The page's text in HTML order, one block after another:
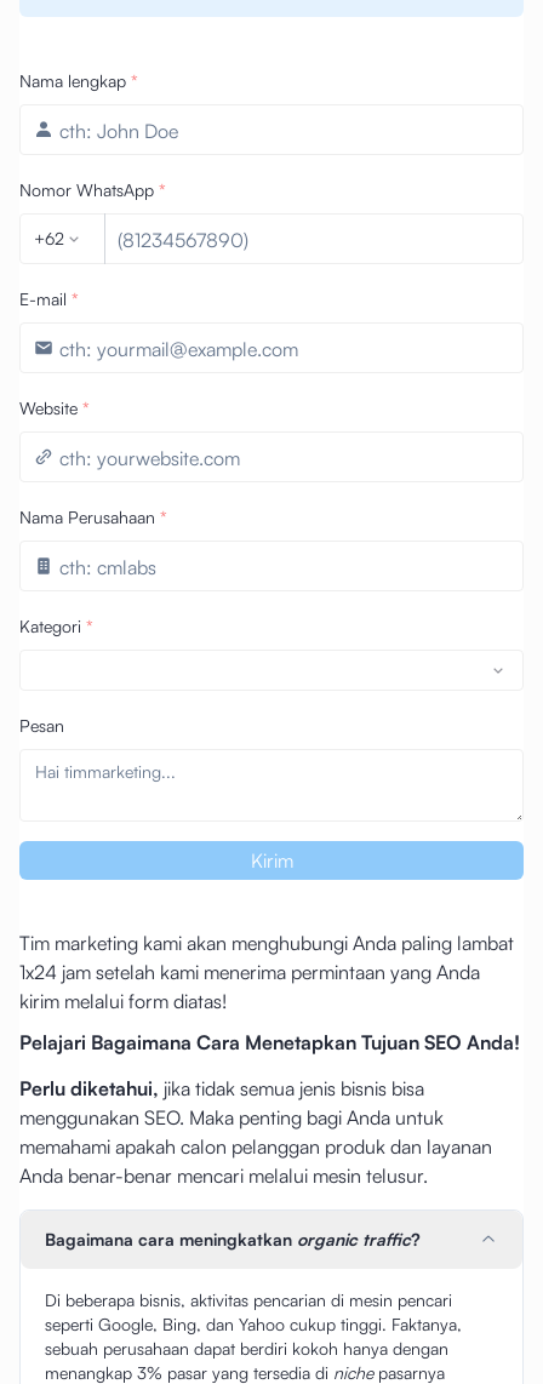
Nama lengkap *
Nomor WhatsApp *
+62
E-mail *
Website *
Nama Perusahaan *
Kategori *
Pesan
Kirim
Tim marketing kami akan menghubungi Anda paling lambat
1x24 jam setelah kami menerima permintaan yang Anda
kirim melalui form diatas!
Pelajari Bagaimana Cara Menetapkan Tujuan SEO Anda!
Perlu diketahui, jika tidak semua jenis bisnis bisa
menggunakan SEO. Maka penting bagi Anda untuk
memahami apakah calon pelanggan produk dan layanan
Anda benar-benar mencari melalui mesin telusur.
Bagaimana cara meningkatkan organic traffic?
Di beberapa bisnis, aktivitas pencarian di mesin pencari
seperti Google, Bing, dan Yahoo cukup tinggi. Faktanya,
sebuah perusahaan dapat berdiri kokoh hanya dengan
menangkap 3% pasar yang tersedia di nichepasarnya